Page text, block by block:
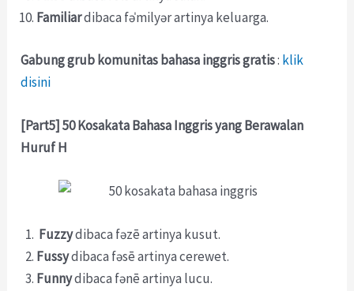
Familiardibaca fəˈmilyər artinya keluarga.
Gabung grub komunitas bahasa inggris gratis: klik
disini
[Part5] 50 Kosakata Bahasa Inggris yang Berawalan
Huruf H
Fuzzydibaca fəzē artinya kusut.
Fussydibaca fəsē artinya cerewet.
Funnydibaca fənē artinya lucu.